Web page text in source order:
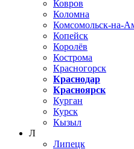
Ковров
Коломна
Комсомольск-на-
Копейск
Королёв
Кострома
Красногорск
Краснодар
Красноярск
Курган
Курск
Кызыл
Л
Липецк